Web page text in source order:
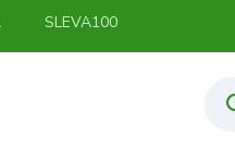
SLEVA100